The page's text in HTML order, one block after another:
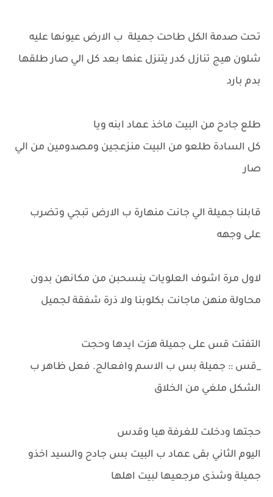
تحت صدمة الكل طاحت جميلة ب الارض عيونها عليه
شلون هيج تنازل كدر يتنزل عنها بعد كل الي صار طلقها
بدم بارد
طلع جادح من البيت ماخذ عماد ابنه ويا
كل السادة طلعو من البيت منزعجين ومصدومين من الي
صار
قابلنا جميلة الي جانت منهارة ب الارض تبجي وتضرب
على وجهه
لاول مرة اشوف العلويات ينسحبن من مكانهن بدون
محاولة منهن ماجانت بكلوبنا ولا ذرة شفقة لجميل
التفتت قس على جميلة هزت ايدها وحجت
_قس :: جميلة بس ب الاسم وافعالج. فعل ظاهر ب
الشكل ملغي من الخلاق
حجتها ودخلت للغرفة هيا وقدس
اليوم الثاني بقى عماد ب البيت بس جادح والسيد اخذو
جميلة وشذى مرجعيها لبيت اهلها